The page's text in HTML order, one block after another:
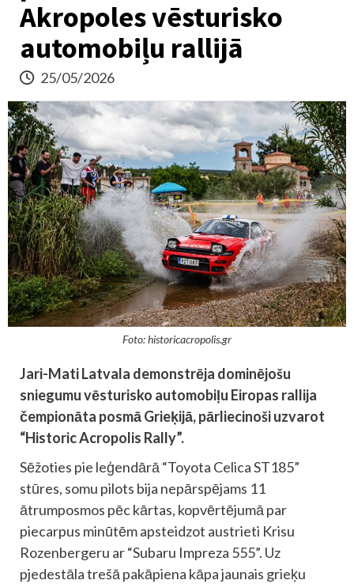
Akropoles vēsturisko
automobiļu rallijā
25/05/2026
Foto: historicacropolis.gr
Jari-Mati Latvala demonstrēja dominējošu
sniegumu vēsturisko automobiļu Eiropas rallija
čempionāta posmā Grieķijā, pārliecinoši uzvarot
“Historic Acropolis Rally”.
Sēžoties pie leģendārā “Toyota Celica ST185”
stūres, somu pilots bija nepārspējams 11
ātrumposmos pēc kārtas, kopvērtējumā par
piecarpus minūtēm apsteidzot austrieti Krisu
Rozenbergeru ar “Subaru Impreza 555”. Uz
pjedestāla trešā pakāpiena kāpa jaunais grieķu